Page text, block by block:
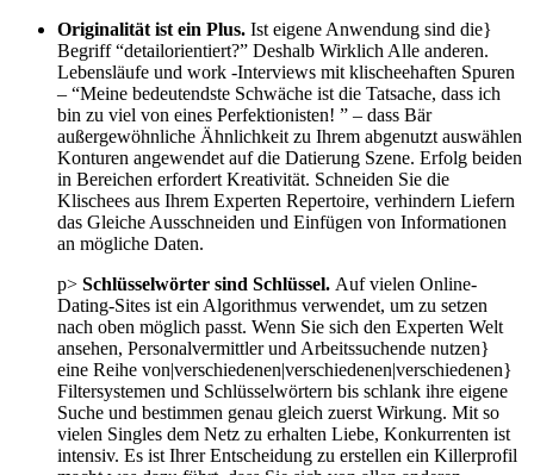
Originalität ist ein Plus. Ist eigene Anwendung sind die}
Begriff “detailorientiert?” Deshalb Wirklich Alle anderen.
Lebensläufe und work -Interviews mit klischeehaften Spuren
– “Meine bedeutendste Schwäche ist die Tatsache, dass ich
bin zu viel von eines Perfektionisten! ” – dass Bär
außergewöhnliche Ähnlichkeit zu Ihrem abgenutzt auswählen
Konturen angewendet auf die Datierung Szene. Erfolg beiden
in Bereichen erfordert Kreativität. Schneiden Sie die
Klischees aus Ihrem Experten Repertoire, verhindern Liefern
das Gleiche Ausschneiden und Einfügen von Informationen
an mögliche Daten.
p> Schlüsselwörter sind Schlüssel. Auf vielen Online-
Dating-Sites ist ein Algorithmus verwendet, um zu setzen
nach oben möglich passt. Wenn Sie sich den Experten Welt
ansehen, Personalvermittler und Arbeitssuchende nutzen}
eine Reihe von|verschiedenen|verschiedenen|verschiedenen}
Filtersystemen und Schlüsselwörtern bis schlank ihre eigene
Suche und bestimmen genau gleich zuerst Wirkung. Mit so
vielen Singles dem Netz zu erhalten Liebe, Konkurrenten ist
intensiv. Es ist Ihrer Entscheidung zu erstellen ein Killerprofil